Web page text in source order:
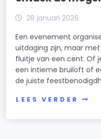
28 januari 2026
Een evenement
uitdaging zijn, maar
fluitje van een cent. Of
een intieme bruiloft of
de juiste
LEES VERDER